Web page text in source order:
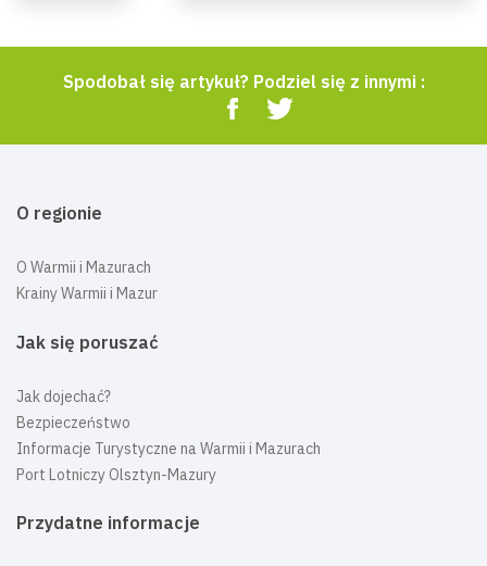
Spodobał się artykuł? Podziel się z innymi :
O regionie
O Warmii i Mazurach
Krainy Warmii i Mazur
Jak się poruszać
Jak dojechać?
Bezpieczeństwo
Informacje Turystyczne na Warmii i Mazurach
Port Lotniczy Olsztyn-Mazury
Przydatne informacje